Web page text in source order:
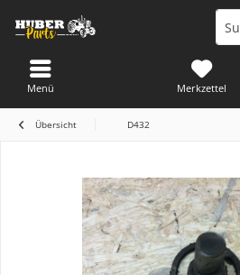
Merkzettel
Menü
Übersicht D432